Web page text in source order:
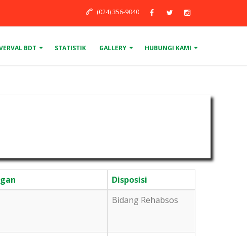
(024) 356-9040
BDT STATISTIK GALLERY HUBUNGI KAMI
Disposisi
Bidang Rehabsos